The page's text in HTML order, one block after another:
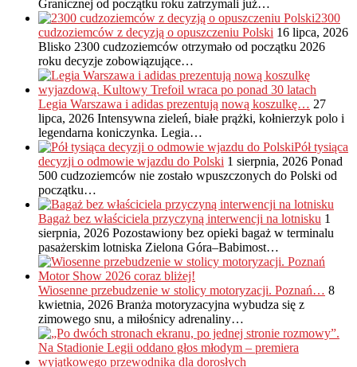
Granicznej od początku roku zatrzymali już…
2300
cudzoziemców z decyzją o opuszczeniu Polski 16 lipca, 2026
Blisko 2300 cudzoziemców otrzymało od początku 2026
roku decyzje zobowiązujące…
Legia Warszawa i adidas prezentują nową koszulkę… 27
lipca, 2026 Intensywna zieleń, białe prążki, kołnierzyk polo i
legendarna koniczynka. Legia…
Pół tysiąca
decyzji o odmowie wjazdu do Polski 1 sierpnia, 2026 Ponad
500 cudzoziemców nie zostało wpuszczonych do Polski od
początku…
Bagaż bez właściciela przyczyną interwencji na lotnisku 1
sierpnia, 2026 Pozostawiony bez opieki bagaż w terminalu
pasażerskim lotniska Zielona Góra–Babimost…
Wiosenne przebudzenie w stolicy motoryzacji. Poznań… 8
kwietnia, 2026 Branża motoryzacyjna wybudza się z
zimowego snu, a miłośnicy adrenaliny…